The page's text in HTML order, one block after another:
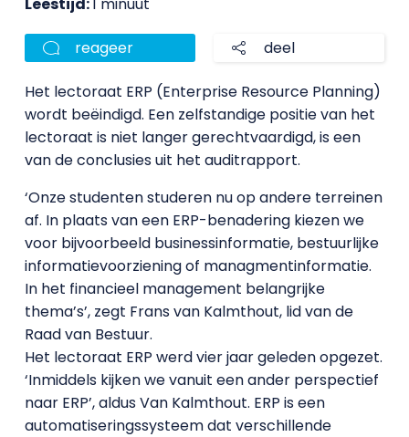
reageer deel
Het lectoraat ERP (Enterprise Resource Planning)
wordt beëindigd. Een zelfstandige positie van het
lectoraat is niet langer gerechtvaardigd, is een
van de conclusies uit het auditrapport.
‘Onze studenten studeren nu op andere terreinen
af. In plaats van een ERP-benadering kiezen we
voor bijvoorbeeld businessinformatie, bestuurlijke
informatievoorziening of managmentinformatie.
In het financieel management belangrijke
thema’s’, zegt Frans van Kalmthout, lid van de
Raad van Bestuur.
Het lectoraat ERP werd vier jaar geleden opgezet.
‘Inmiddels kijken we vanuit een ander perspectief
naar ERP’, aldus Van Kalmthout. ERP is een
automatiseringssysteem dat verschillende